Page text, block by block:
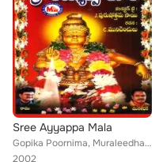
Sree Ayyappa Mala
Gopika Poornima, Muraleedhar, Ramu, Lalitha Sagari
2002